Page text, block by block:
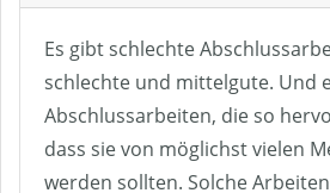
Es gibt schlechte
schlechte und mittelgute. Und
Abschlussarbeiten, die so
dass sie von möglichst vielen
werden sollten. Solche